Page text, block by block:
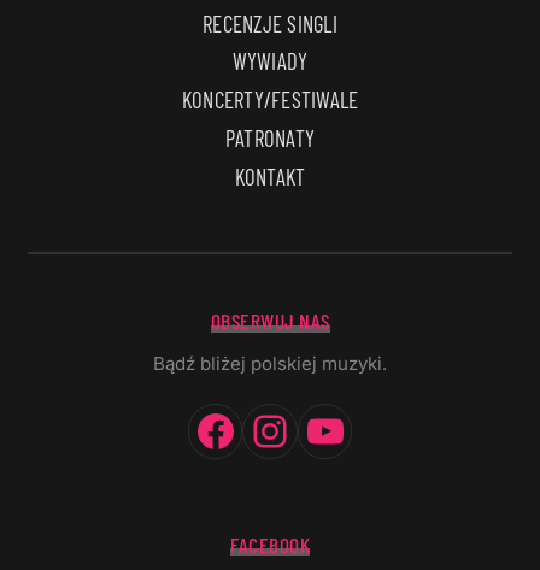
RECENZJE SINGLI
WYWIADY
KONCERTY/FESTIWALE
PATRONATY
KONTAKT
OBSERWUJ NAS
Bądź bliżej polskiej muzyki.
Facebook
Instagram
FACEBOOK